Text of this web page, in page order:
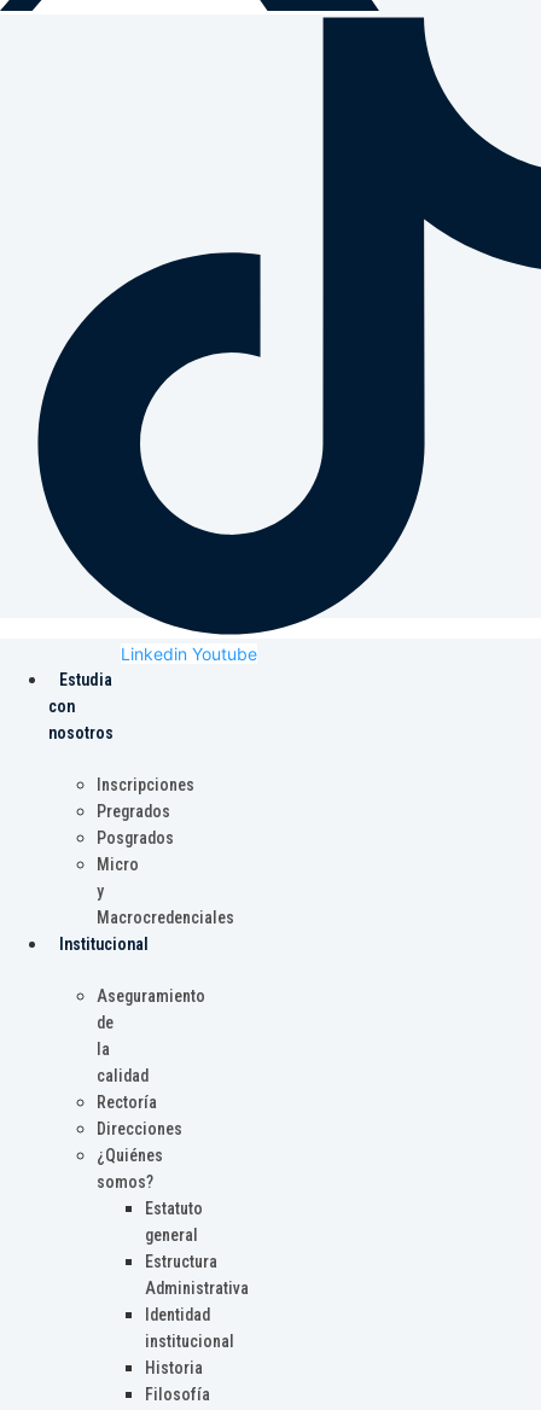
Linkedin Youtube
Estudia
con
nosotros
Inscripciones
Pregrados
Posgrados
Micro
y
Macrocredenciales
Institucional
Aseguramiento
de
la
calidad
Rectoría
Direcciones
¿Quiénes
somos?
Estatuto
general
Estructura
Administrativa
Identidad
institucional
Historia
Filosofía